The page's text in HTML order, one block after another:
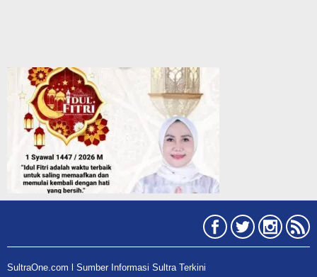
SultraOne.com l Sumber Informasi Sultra Terkini